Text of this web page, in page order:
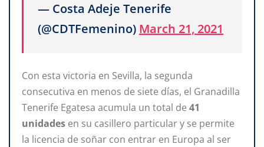
— Costa Adeje Tenerife
(@CDTFemenino) March 21, 2021
Con esta victoria en Sevilla, la segunda
consecutiva en menos de siete días, el Granadilla
Tenerife Egatesa acumula un total de 41
unidades en su casillero particular y se permite
la licencia de soñar con entrar en Europa al ser